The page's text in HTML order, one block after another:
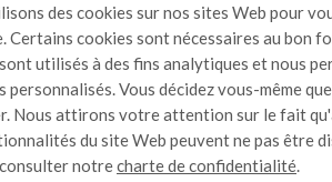
des cookies sur nos sites Web pour
Certains cookies sont nécessaires au bon
utilisés à des fins analytiques et nous
personnalisés. Vous décidez vous-même
Nous attirons votre attention sur le fait
du site Web peuvent ne pas être
notrecharte de confidentialité.
Tags